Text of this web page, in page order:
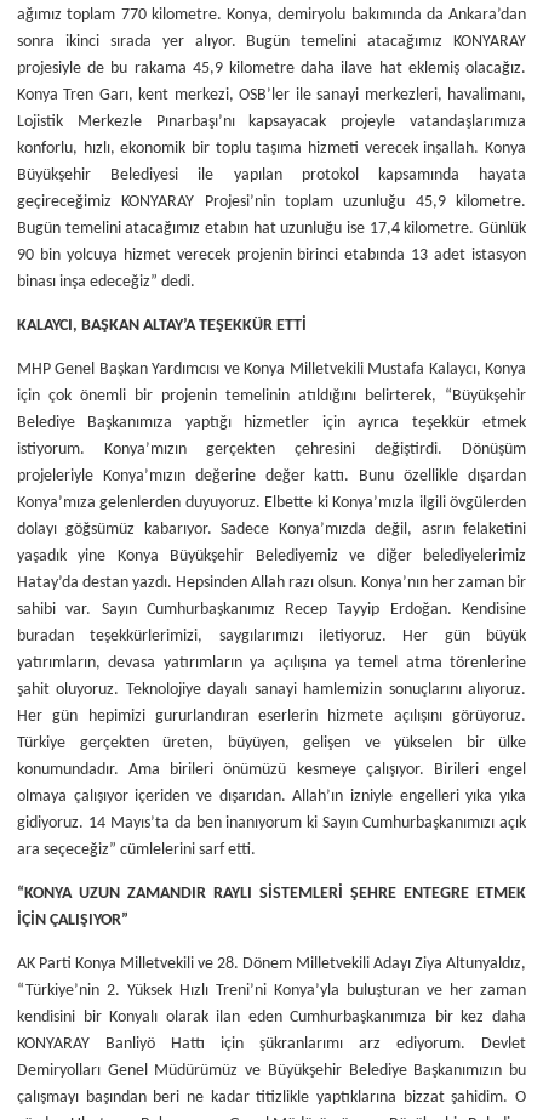
ağımız toplam 770 kilometre. Konya, demiryolu bakımında da Ankara’dan
sonra ikinci sırada yer alıyor. Bugün temelini atacağımız KONYARAY
projesiyle de bu rakama 45,9 kilometre daha ilave hat eklemiş olacağız.
Konya Tren Garı, kent merkezi, OSB’ler ile sanayi merkezleri, havalimanı,
Lojistik Merkezle Pınarbaşı’nı kapsayacak projeyle vatandaşlarımıza
konforlu, hızlı, ekonomik bir toplu taşıma hizmeti verecek inşallah. Konya
Büyükşehir Belediyesi ile yapılan protokol kapsamında hayata
geçireceğimiz KONYARAY Projesi’nin toplam uzunluğu 45,9 kilometre.
Bugün temelini atacağımız etabın hat uzunluğu ise 17,4 kilometre. Günlük
90 bin yolcuya hizmet verecek projenin birinci etabında 13 adet istasyon
binası inşa edeceğiz” dedi.
KALAYCI, BAŞKAN ALTAY’A TEŞEKKÜR ETTİ
MHP Genel Başkan Yardımcısı ve Konya Milletvekili Mustafa Kalaycı, Konya
için çok önemli bir projenin temelinin atıldığını belirterek, “Büyükşehir
Belediye Başkanımıza yaptığı hizmetler için ayrıca teşekkür etmek
istiyorum. Konya’mızın gerçekten çehresini değiştirdi. Dönüşüm
projeleriyle Konya’mızın değerine değer kattı. Bunu özellikle dışardan
Konya’mıza gelenlerden duyuyoruz. Elbette ki Konya’mızla ilgili övgülerden
dolayı göğsümüz kabarıyor. Sadece Konya’mızda değil, asrın felaketini
yaşadık yine Konya Büyükşehir Belediyemiz ve diğer belediyelerimiz
Hatay’da destan yazdı. Hepsinden Allah razı olsun. Konya’nın her zaman bir
sahibi var. Sayın Cumhurbaşkanımız Recep Tayyip Erdoğan. Kendisine
buradan teşekkürlerimizi, saygılarımızı iletiyoruz. Her gün büyük
yatırımların, devasa yatırımların ya açılışına ya temel atma törenlerine
şahit oluyoruz. Teknolojiye dayalı sanayi hamlemizin sonuçlarını alıyoruz.
Her gün hepimizi gururlandıran eserlerin hizmete açılışını görüyoruz.
Türkiye gerçekten üreten, büyüyen, gelişen ve yükselen bir ülke
konumundadır. Ama birileri önümüzü kesmeye çalışıyor. Birileri engel
olmaya çalışıyor içeriden ve dışarıdan. Allah’ın izniyle engelleri yıka yıka
gidiyoruz. 14 Mayıs’ta da ben inanıyorum ki Sayın Cumhurbaşkanımızı açık
ara seçeceğiz” cümlelerini sarf etti.
“KONYA UZUN ZAMANDIR RAYLI SİSTEMLERİ ŞEHRE ENTEGRE ETMEK
İÇİN ÇALIŞIYOR”
AK Parti Konya Milletvekili ve 28. Dönem Milletvekili Adayı Ziya Altunyaldız,
“Türkiye’nin 2. Yüksek Hızlı Treni’ni Konya’yla buluşturan ve her zaman
kendisini bir Konyalı olarak ilan eden Cumhurbaşkanımıza bir kez daha
KONYARAY Banliyö Hattı için şükranlarımı arz ediyorum. Devlet
Demiryolları Genel Müdürümüz ve Büyükşehir Belediye Başkanımızın bu
çalışmayı başından beri ne kadar titizlikle yaptıklarına bizzat şahidim. O